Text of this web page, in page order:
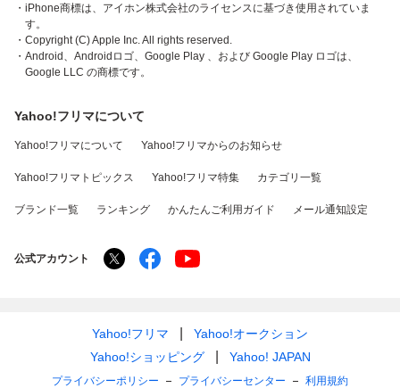
・iPhone商標は、アイホン株式会社のライセンスに基づき使用されていま
す。
・Copyright (C) Apple Inc. All rights reserved.
・Android、Androidロゴ、Google Play 、および Google Play ロゴは、
Google LLC の商標です。
Yahoo!フリマについて
Yahoo!フリマについて Yahoo!フリマからのお知らせ
Yahoo!フリマトピックス Yahoo!フリマ特集 カテゴリ一覧
ブランド一覧 ランキング かんたんご利用ガイド メール通知設定
公式アカウント
Yahoo!フリマ
Yahoo!オークション
Yahoo!ショッピング
Yahoo! JAPAN
プライバシーポリシー プライバシーセンター 利用規約